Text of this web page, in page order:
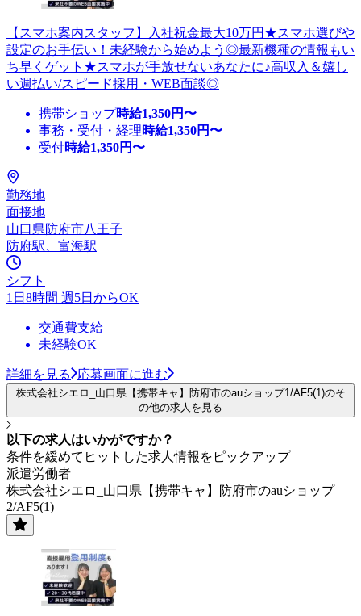
【スマホ案内スタッフ】入社祝金最大10万円★スマホ選びや
設定のお手伝い！未経験から始めよう◎最新機種の情報もい
ち早くゲット★スマホが手放せないあなたに♪高収入＆嬉し
い週払い/スピード採用・WEB面談◎
携帯ショップ時給1,350円〜
事務・受付・経理時給1,350円〜
受付時給1,350円〜
勤務地
面接地
山口県防府市八王子
防府駅、富海駅
シフト
1日8時間 週5日からOK
交通費支給
未経験OK
詳細を見る 応募画面に進む
株式会社シエロ_山口県【携帯キャ】防府市のauショップ1/AF5(1)のそ
の他の求人を見る
以下の求人はいかがですか？
条件を緩めてヒットした求人情報をピックアップ
派遣労働者
株式会社シエロ_山口県【携帯キャ】防府市のauショップ
2/AF5(1)